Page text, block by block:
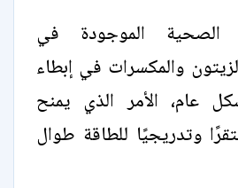
الصحية الموجودة في
والمكسرات في إبطاء
عام، الأمر الذي يمنح
وتدريجيًا للطاقة طوال